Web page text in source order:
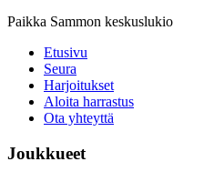
Paikka Sammon keskuslukio
Etusivu
Seura
Harjoitukset
Aloita harrastus
Ota yhteyttä
Joukkueet